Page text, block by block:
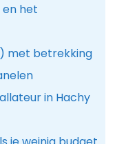
het
met betrekking
in Hachy